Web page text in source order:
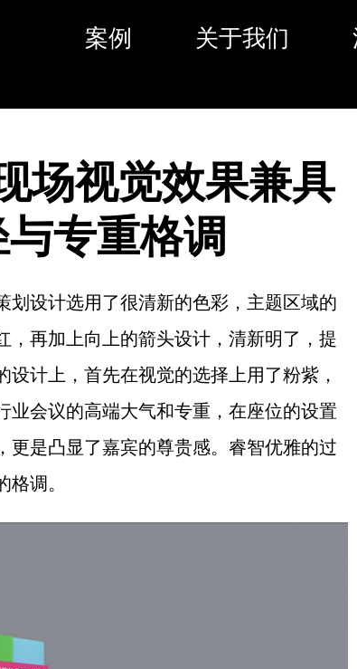
案例 关于我们
场视觉效果兼具
专重格调
划设计选用了很清新的色彩，主题区域的
，再加上向上的箭头设计，清新明了，提
计上，首先在视觉的选择上用了粉紫，
业会议的高端大气和专重，在座位的设置
更是凸显了嘉宾的尊贵感。睿智优雅的过
调。